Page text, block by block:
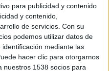
para publicidad y contenido
y contenido,
de servicios. Con su
podemos utilizar datos de
mediante las
hacer clic para otorgarnos
nuestros 1538 socios para
han repartido 32
premio.
de 10 premios (4 oros, 2 platas y 4